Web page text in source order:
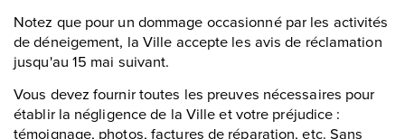
Notez que pour un dommage occasionné par les activités
de déneigement, la Ville accepte les avis de réclamation
jusqu'au 15 mai suivant.
Vous devez fournir toutes les preuves nécessaires pour
établir la négligence de la Ville et votre préjudice :
témoignage, photos, factures de réparation, etc. Sans